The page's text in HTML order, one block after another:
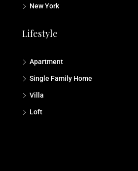
New York
Lifestyle
Apartment
Single Family Home
Villa
Loft